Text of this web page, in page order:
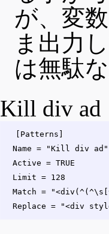
が、変
ま出力
は無駄
Kill div ad
[Patterns]
Name = "Kill div ad"
Active = TRUE
Limit = 128
Match =